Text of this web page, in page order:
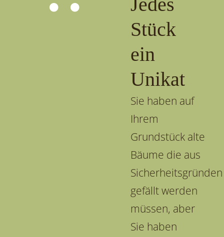
Stück
ein
Unikat
Sie haben auf
Ihrem
Grundstück alte
Bäume die aus
Sicherheitsgründen
gefällt werden
müssen, aber
Sie haben